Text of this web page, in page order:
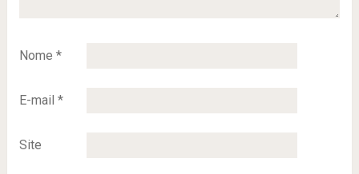
Nome *
E-mail *
Site